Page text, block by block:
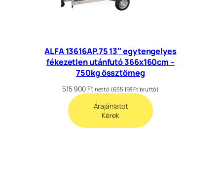
ALFA 13616AP.75 13″ egytengelyes
fékezetlen utánfutó 366x160cm –
750kg össztömeg
515 900 Ft nettó (655 193Ft bruttó)
Árajánlatot
Kérek